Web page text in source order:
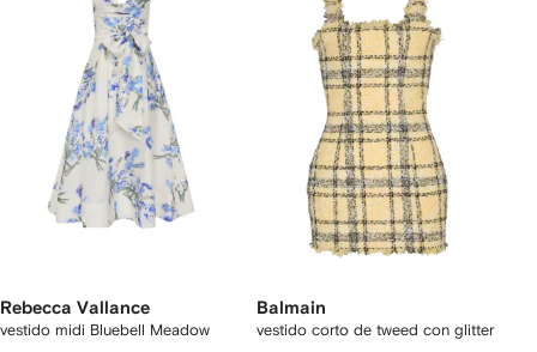
Rebecca Vallance
vestido midi Bluebell Meadow
Balmain
vestido corto de tweed con glitter